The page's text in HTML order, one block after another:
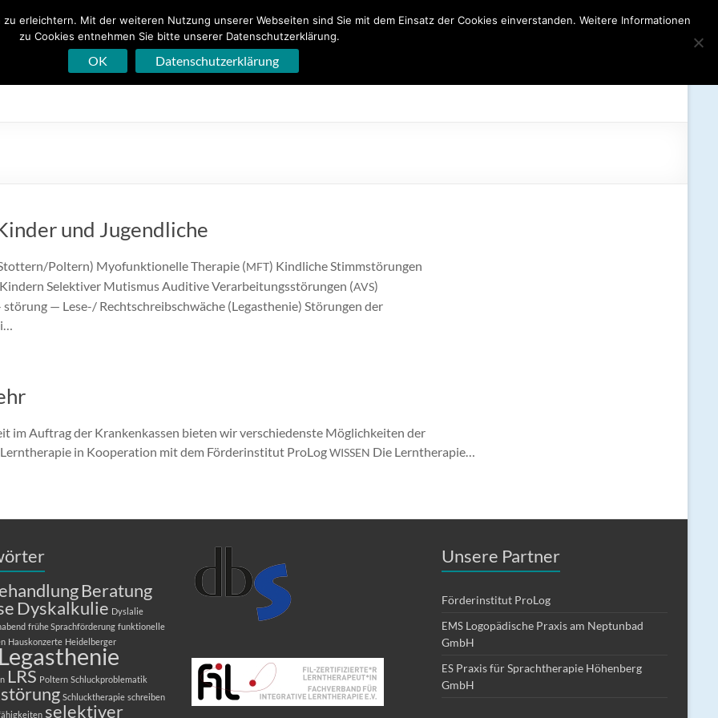
GmbH Praxis Sprachtherapie
und Jugendliche
Poltern) Myofunktionelle Therapie (MFT) Kindliche Stimmstörungen
Selektiver Mutismus Auditive Verarbeitungsstörungen (AVS)
— Lese-/ Rechtschreibschwäche (Legasthenie) Störungen der
im Auftrag der Krankenkassen bieten wir verschiedenste Möglichkeiten der
in Kooperation mit dem Förderinstitut ProLogWISSEN Die Lerntherapie…
Beratung
Dyskalkulie Dyslalie
frühe Sprachförderung funktionelle
Hauskonzerte Heidelberger
Legasthenie
LRS Poltern Schluckproblematik
Schlucktherapie schreiben
selektiver
Unsere Partner
Förderinstitut ProLog
EMS Logopädische Praxis am Neptunbad
GmbH
ES Praxis für Sprachtherapie Höhenberg
GmbH
erleichtern. Mit der weiteren Nutzung unserer Webseiten sind Sie mit dem Einsatz der Cookies einverstanden. Weitere Informationen
zu Cookies entnehmen Sie bitte unserer Datenschutzerklärung.
OK Datenschutzerklärung